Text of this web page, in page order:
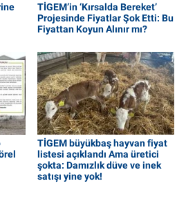
TİGEM’in ‘Kırsalda Bereket’
Projesinde Fiyatlar Şok Etti: Bu
Fiyattan Koyun Alınır mı?
TİGEM büyükbaş hayvan fiyat
listesi açıklandı Ama üretici
şokta: Damızlık düve ve inek
satışı yine yok!